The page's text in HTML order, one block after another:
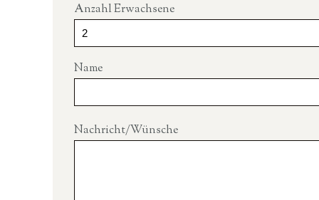
Anzahl Erwachsene
Name
Nachricht/Wünsche